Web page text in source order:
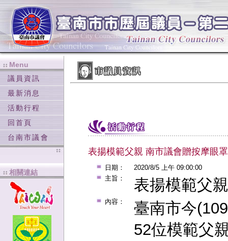
表揚模範父親 南市議會贈按摩眼
日期：
2020/8/5 上午 09:00:00
主旨：
表揚模範父
內容：
臺南市今
52位模範父
Menu
議員資訊
最新消息
活動行程
回首頁
台南市議會
相關連結